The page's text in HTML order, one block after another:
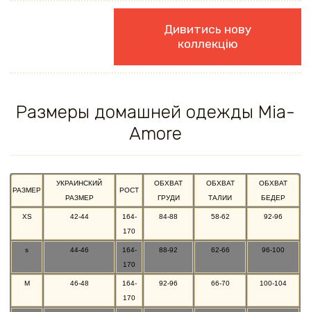
Дивитись нову
коллекцію
Размеры домашней одежды Mia-
Amore
РАЗМЕР
УКРАИНСКИЙ
РАЗМЕР
РОСТ
ОБХВАТ
ГРУДИ
ОБХВАТ
ТАЛИИ
ОБХВАТ
БЕДЕР
XS 42-44
164-
170
84-88 58-62 92-96
s 44-46
164-
170
88-92 62-66 96-100
M 46-48
164-
170
92-96 66-70 100-104